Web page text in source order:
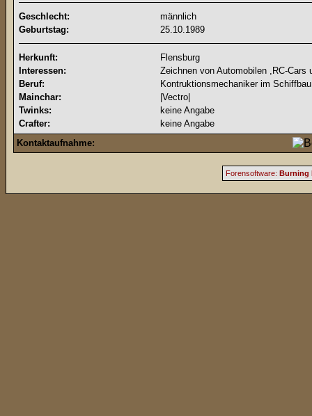
Geschlecht:
männlich
Geburtstag:
25.10.1989
Herkunft:
Flensburg
Interessen:
Zeichnen von Automobilen ,RC-Cars
Beruf:
Kontruktionsmechaniker im Schiffbau
Mainchar:
|Vectro|
Twinks:
keine Angabe
Crafter:
keine Angabe
Kontaktaufnahme:
Forensoftware: Burning